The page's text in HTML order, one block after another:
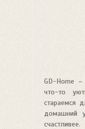
GD-Home –
что-то
стараемся
домашний
счастливее.